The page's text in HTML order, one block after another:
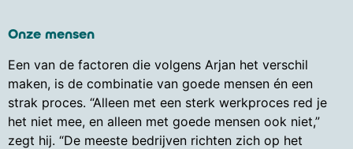
Onze mensen
Een van de factoren die volgens Arjan het verschil
maken, is de combinatie van goede mensen én een
strak proces. “Alleen met een sterk werkproces red je
het niet mee, en alleen met goede mensen ook niet,”
zegt hij. “De meeste bedrijven richten zich op het